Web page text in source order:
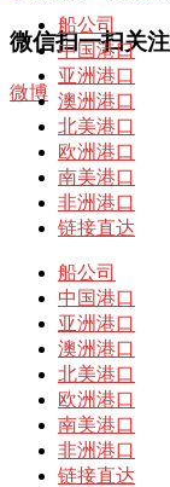
微信扫一扫关
微博
船公司
中国港口
亚洲港口
澳洲港口
北美港口
欧洲港口
南美港口
非洲港口
链接直达
船公司
中国港口
亚洲港口
澳洲港口
北美港口
欧洲港口
南美港口
非洲港口
链接直达